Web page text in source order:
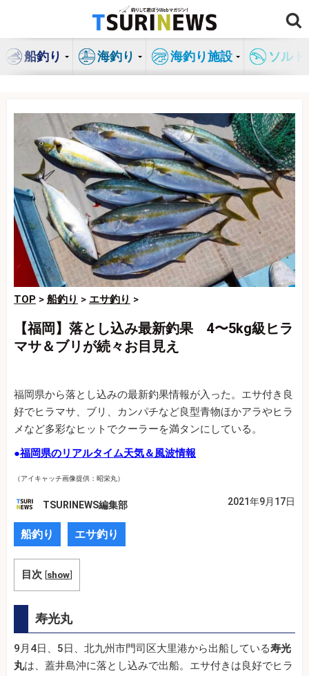
ン
船釣り 海釣り 海釣り施設 ソル
TOP > 船釣り > エサ釣り >
【福岡】落とし込み最新釣果 4〜5kg級ヒラ
マサ＆ブリが続々お目見え
福岡県から落とし込みの最新釣果情報が入った。エサ付き良
好でヒラマサ、ブリ、カンパチなど良型青物ほかアラやヒラ
メなど多彩なヒットでクーラーを満タンにしている。
●福岡県のリアルタイム天気＆風波情報
（アイキャッチ画像提供：昭栄丸）
TSURINEWS編集部 2021年9月17日
船釣り エサ釣り
目次 [show]
寿光丸
9月4日、5日、北九州市門司区大里港から出船している寿光
丸は、蓋井島沖に落とし込みで出船。エサ付きは良好でヒラ